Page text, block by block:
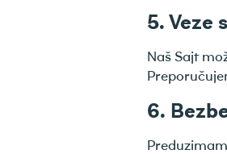
5. Veze
Naš Sajt
6.